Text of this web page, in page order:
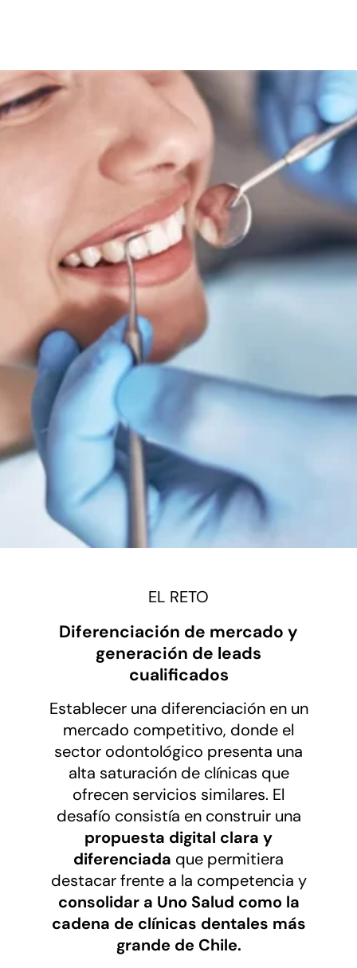
EL RETO
Diferenciación de mercado y
generación de leads
cualificados
Establecer una diferenciación en un
mercado competitivo, donde el
sector odontológico presenta una
alta saturación de clínicas que
ofrecen servicios similares. El
desafío consistía en construir una
propuesta digital clara y
diferenciada que permitiera
destacar frente a la competencia y
consolidar a Uno Salud como la
cadena de clínicas dentales más
grande de Chile.